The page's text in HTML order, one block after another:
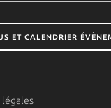
ET CALENDRIER
légales